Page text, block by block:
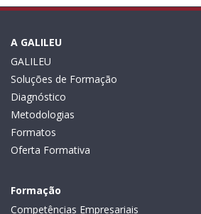
A GALILEU
GALILEU
Soluções de Formação
Diagnóstico
Metodologias
Formatos
Oferta Formativa
Formação
Competências Empresariais